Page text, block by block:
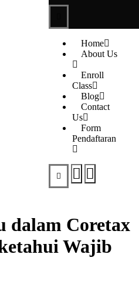
Home
About Us
Enroll
Class
Blog
Contact
Us
Form
Pendaftaran
dalam Coretax
Wajib